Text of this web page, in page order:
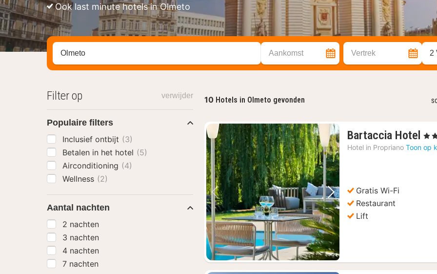
Ook last minute hotels in Olmeto
Zoek op hotel, regio of stad Aankomst Vertrek 2
10 Hotels in Olmeto gevonden
Vorige foto Volgende foto
Bartaccia Hotel 1
, 4
Hotel in Propriano Toon op
Gratis Wi-Fi
Restaurant
Lift
Filter op verwijder
Populaire filters
Inclusief ontbijt (3)
Betalen in het hotel (5)
Airconditioning (4)
Wellness (2)
Aantal nachten
2 nachten
3 nachten
4 nachten
7 nachten